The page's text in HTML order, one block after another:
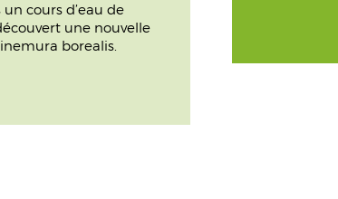
cours d’eau de
une nouvelle
borealis